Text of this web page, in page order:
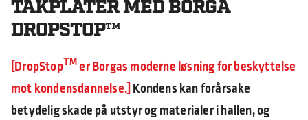
TAKPLATER MED BORGA
DROPSTOP™
DropStopTMer Borgas moderne løsning for beskyttelse
mot kondensdannelse. Kondens kan forårsake
betydelig skade på utstyr og materialer i hallen, og